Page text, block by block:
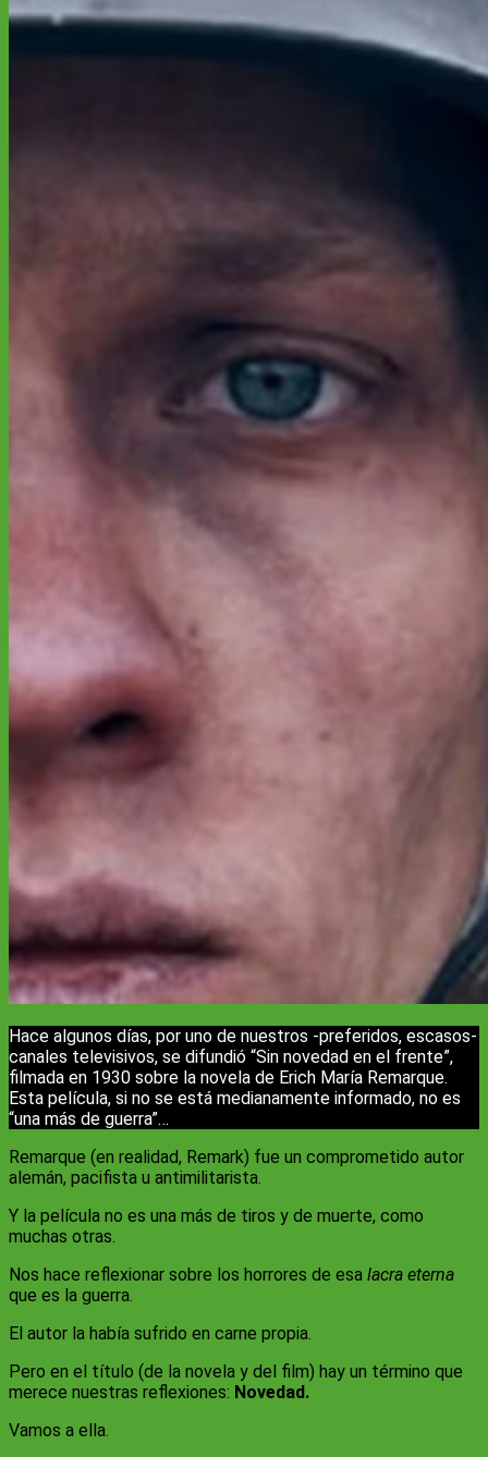
Hace algunos días, por uno de nuestros -preferidos, escasos-
canales televisivos, se difundió “Sin novedad en el frente”,
filmada en 1930 sobre la novela de Erich María Remarque.
Esta película, si no se está medianamente informado, no es
“una más de guerra”…
Remarque (en realidad, Remark) fue un comprometido autor
alemán, pacifista u antimilitarista.
Y la película no es una más de tiros y de muerte, como
muchas otras.
Nos hace reflexionar sobre los horrores de esa lacra eterna
que es la guerra.
El autor la había sufrido en carne propia.
Pero en el título (de la novela y del film) hay un término que
merece nuestras reflexiones: Novedad.
Vamos a ella.